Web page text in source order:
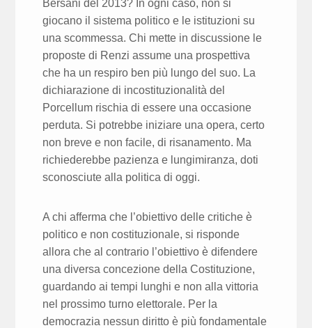
Ber­sani del 2013? In ogni caso, non si
giocano il sistema politico e le istitu­zioni su
una scommessa. Chi mette in discussione le
proposte di Renzi assume una prospettiva
che ha un respiro ben più lungo del suo. La
dichia­razione di incostituzionalità del
Porcellum rischia di essere una occasione
perduta. Si potrebbe iniziare una opera, certo
non breve e non facile, di risanamento. Ma
richiederebbe pazienza e lungimiranza, doti
sconosciute alla politica di oggi.
A chi afferma che l’obiettivo delle critiche è
politico e non costituzionale, si risponde
allora che al contrario l’obiettivo è difendere
una diversa conce­zione della Costituzione,
guardando ai tempi lunghi e non alla vittoria
nel prossimo turno elettorale. Per la
democrazia nessun diritto è più fondamen­tale